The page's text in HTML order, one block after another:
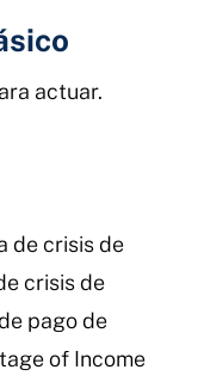
actuar.
de crisis de
crisis de
pago de
of Income